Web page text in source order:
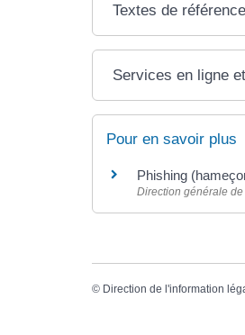
Textes de référence
Services en ligne
Pour en savoir plus
Phishing
Direction générale
© Direction de l'information